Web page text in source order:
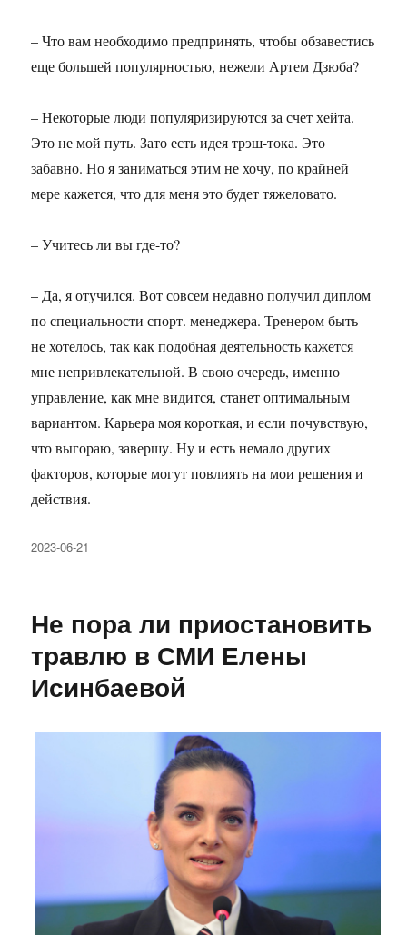
– Что вам необходимо предпринять, чтобы обзавестись
еще большей популярностью, нежели Артем Дзюба?
– Некоторые люди популяризируются за счет хейта.
Это не мой путь. Зато есть идея трэш-тока. Это
забавно. Но я заниматься этим не хочу, по крайней
мере кажется, что для меня это будет тяжеловато.
– Учитесь ли вы где-то?
– Да, я отучился. Вот совсем недавно получил диплом
по специальности спорт. менеджера. Тренером быть
не хотелось, так как подобная деятельность кажется
мне непривлекательной. В свою очередь, именно
управление, как мне видится, станет оптимальным
вариантом. Карьера моя короткая, и если почувствую,
что выгораю, завершу. Ну и есть немало других
факторов, которые могут повлиять на мои решения и
действия.
Опубликовано
2023-06-21
Не пора ли приостановить
травлю в СМИ Елены
Исинбаевой